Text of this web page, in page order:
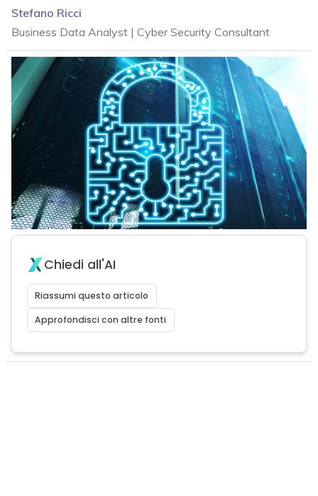
Stefano Ricci
Business Data Analyst | Cyber Security Consultant
Chiedi all'AI
Riassumi questo articolo
Approfondisci con altre fonti